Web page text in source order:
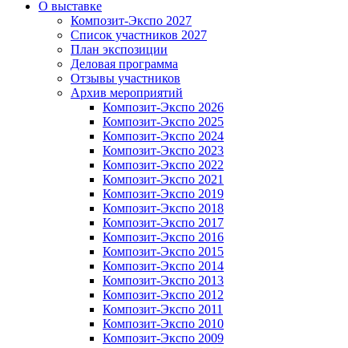
О выставке
Композит-Экспо 2027
Список участников 2027
План экспозиции
Деловая программа
Отзывы участников
Архив мероприятий
Композит-Экспо 2026
Композит-Экспо 2025
Композит-Экспо 2024
Композит-Экспо 2023
Композит-Экспо 2022
Композит-Экспо 2021
Композит-Экспо 2019
Композит-Экспо 2018
Композит-Экспо 2017
Композит-Экспо 2016
Композит-Экспо 2015
Композит-Экспо 2014
Композит-Экспо 2013
Композит-Экспо 2012
Композит-Экспо 2011
Композит-Экспо 2010
Композит-Экспо 2009